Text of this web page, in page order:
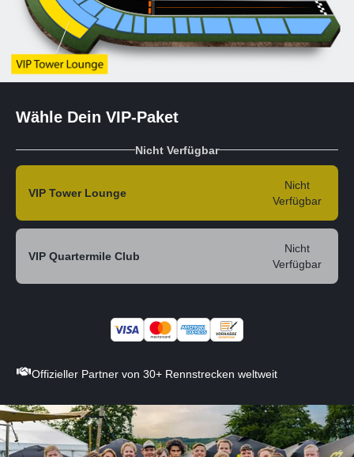
Wähle Dein VIP-Paket
Nicht Verfügbar
VIP Tower Lounge
Nicht
Verfügbar
VIP Quartermile Club
Nicht
Verfügbar
Offizieller Partner von 30+ Rennstrecken weltweit